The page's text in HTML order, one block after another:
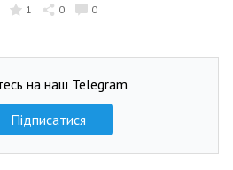
1 0 0
на наш Telegram
Підписатися